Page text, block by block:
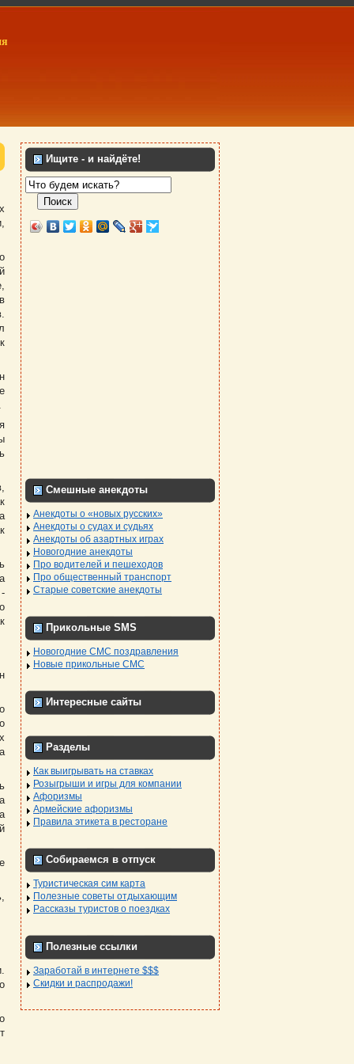
Ищите - и найдёте!
Поиск
Смешные анекдоты
Анекдоты о «новых русских»
Анекдоты о судах и судьях
Анекдоты об азартных играх
Новогодние анекдоты
Про водителей и пешеходов
Про общественный транспорт
Старые советские анекдоты
Прикольные SMS
Новогодние СМС поздравления
Новые прикольные СМС
Интересные сайты
Разделы
Как выигрывать на ставках
Розыгрыши и игры для компании
Афоризмы
Армейские афоризмы
Правила этикета в ресторане
Собираемся в отпуск
Туристическая сим карта
Полезные советы отдыхающим
Рассказы туристов о поездках
Полезные ссылки
Заработай в интернете $$$
Скидки и распродажи!